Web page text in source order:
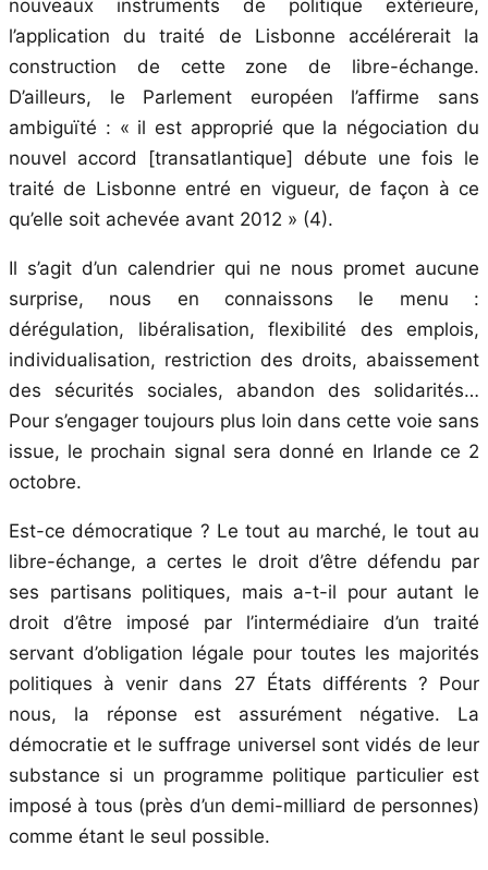
nouveaux instruments de politique extérieure,
l’application du traité de Lisbonne accélérerait la
construction de cette zone de libre-échange.
D’ailleurs, le Parlement européen l’affirme sans
ambiguïté : « il est approprié que la négociation du
nouvel accord [transatlantique] débute une fois le
traité de Lisbonne entré en vigueur, de façon à ce
qu’elle soit achevée avant 2012 » (4).
Il s’agit d’un calendrier qui ne nous promet aucune
surprise, nous en connaissons le menu :
dérégulation, libéralisation, flexibilité des emplois,
individualisation, restriction des droits, abaissement
des sécurités sociales, abandon des solidarités…
Pour s’engager toujours plus loin dans cette voie sans
issue, le prochain signal sera donné en Irlande ce 2
octobre.
Est-ce démocratique ? Le tout au marché, le tout au
libre-échange, a certes le droit d’être défendu par
ses partisans politiques, mais a-t-il pour autant le
droit d’être imposé par l’intermédiaire d’un traité
servant d’obligation légale pour toutes les majorités
politiques à venir dans 27 États différents ? Pour
nous, la réponse est assurément négative. La
démocratie et le suffrage universel sont vidés de leur
substance si un programme politique particulier est
imposé à tous (près d’un demi-milliard de personnes)
comme étant le seul possible.